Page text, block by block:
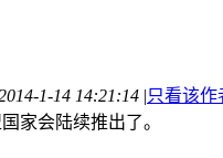
1-14 14:21:14 |只看该作
家会陆续推出了。